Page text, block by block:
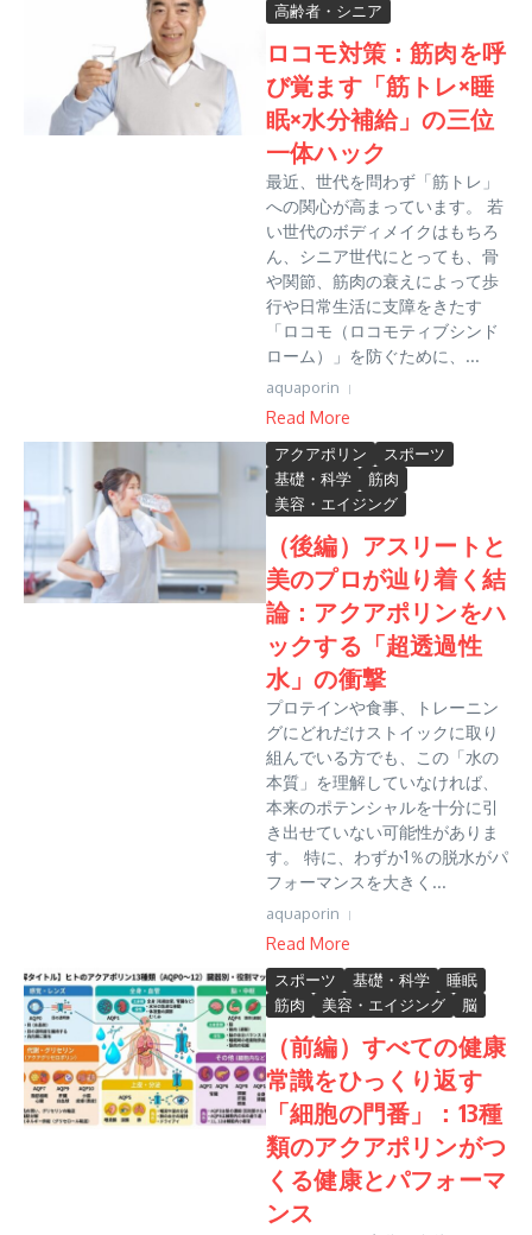
高齢者・シニア
ロコモ対策：筋肉を呼
び覚ます「筋トレ×睡
眠×水分補給」の三位
一体ハック
最近、世代を問わず「筋トレ」
への関心が高まっています。 若
い世代のボディメイクはもちろ
ん、シニア世代にとっても、骨
や関節、筋肉の衰えによって歩
行や日常生活に支障をきたす
「ロコモ（ロコモティブシンド
ローム）」を防ぐために、...
aquaporin
Read More
アクアポリン
スポーツ
基礎・科学
筋肉
美容・エイジング
（後編）アスリートと
美のプロが辿り着く結
論：アクアポリンをハ
ックする「超透過性
水」の衝撃
プロテインや食事、トレーニン
グにどれだけストイックに取り
組んでいる方でも、この「水の
本質」を理解していなければ、
本来のポテンシャルを十分に引
き出せていない可能性がありま
す。 特に、わずか1％の脱水がパ
フォーマンスを大きく...
aquaporin
Read More
スポーツ 基礎・科学
睡眠
筋肉
美容・エイジング 脳
（前編）すべての健康
常識をひっくり返す
「細胞の門番」：13種
類のアクアポリンがつ
くる健康とパフォーマ
ンス